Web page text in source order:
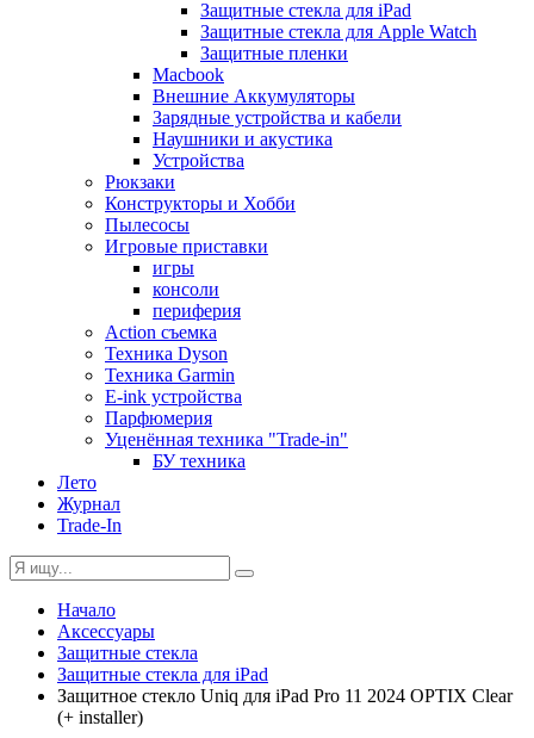
Защитные стекла для iPad
Защитные стекла для Apple Watch
Защитные пленки
Macbook
Внешние Аккумуляторы
Зарядные устройства и кабели
Наушники и акустика
Устройства
Рюкзаки
Конструкторы и Хобби
Пылесосы
Игровые приставки
игры
консоли
периферия
Action съемка
Техника Dyson
Техника Garmin
E-ink устройства
Парфюмерия
Уценённая техника "Trade-in"
БУ техника
Лето
Журнал
Trade-In
Начало
Аксессуары
Защитные стекла
Защитные стекла для iPad
Защитное стекло Uniq для iPad Pro 11 2024 OPTIX Clear
(+ installer)